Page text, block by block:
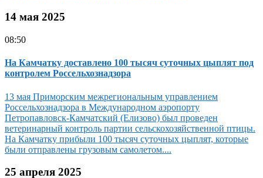
14 мая 2025
08:50
На Камчатку доставлено 100 тысяч суточных цыплят под
контролем Россельхознадзора
13 мая Приморским межрегиональным управлением
Россельхознадзора в Международном аэропорту
Петропавловск-Камчатский (Елизово) был проведен
ветеринарный контроль партии сельскохозяйственной птицы.
На Камчатку прибыли 100 тысяч суточных цыплят, которые
были отправлены грузовым самолетом....
25 апреля 2025